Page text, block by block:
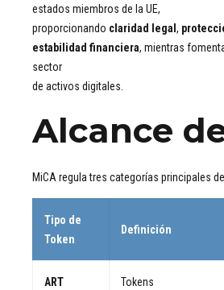
estados miembros de la UE,
proporcionando claridad legal ,
estabilidad financiera, mientras
sector
de activos digitales.
Alcance
MiCA regula tres categorías principales
Tipo de
Token
Definición
ART
Tokens